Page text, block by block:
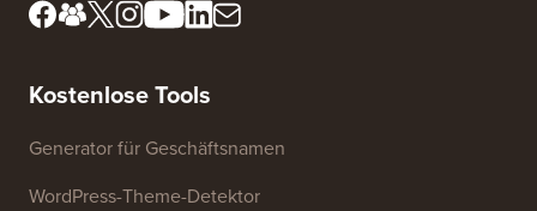
Kostenlose Tools
Generator für Geschäftsnamen
WordPress-Theme-Detektor